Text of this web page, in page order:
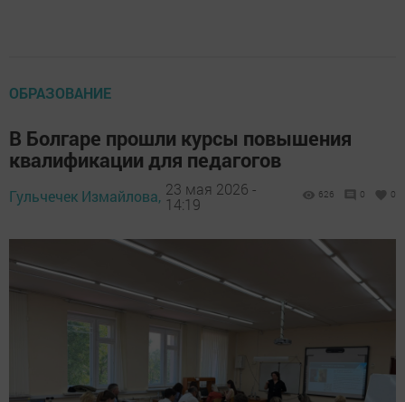
ОБРАЗОВАНИЕ
В Болгаре прошли курсы повышения
квалификации для педагогов
Гульчечек Измайлова, 23 мая 2026 -
14:19
626 0 0